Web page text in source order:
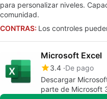
para personalizar niveles.
comunidad.
CONTRAS: Los controles
Microsoft Excel
3.4 De pago
Descargar
parte de Microsoft